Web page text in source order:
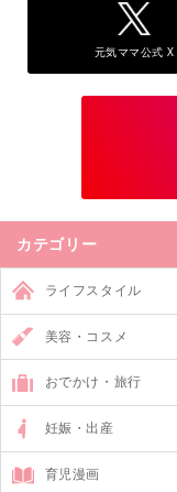
元気ママ公式 X
カテゴリー
ライフスタイル
美容・コスメ
おでかけ・旅行
妊娠・出産
育児漫画